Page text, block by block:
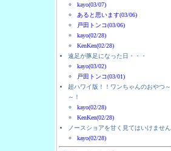
kayo(03/07)
あると思います(03/06)
戸田トンコ(03/06)
kayo(02/28)
KenKen(02/28)
遠足が豚足になった日・・・
kayo(03/02)
戸田トンコ(03/01)
超ハワイ版！！ワンちゃんのおやつ～
～！
kayo(02/28)
KenKen(02/28)
ノースショアを甘く見てはいけません
kayo(02/28)